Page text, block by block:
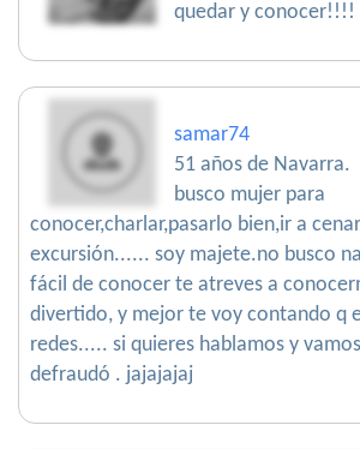
quedar y conocer!!!!
samar74
51 años de Navarra.
busco mujer para
conocer,charlar,pasarlo bien,ir a
excursión...... soy majete.no busco
fácil de conocer te atreves a
divertido, y mejor te voy contando q
redes..... si quieres hablamos y
defraudó . jajajajaj